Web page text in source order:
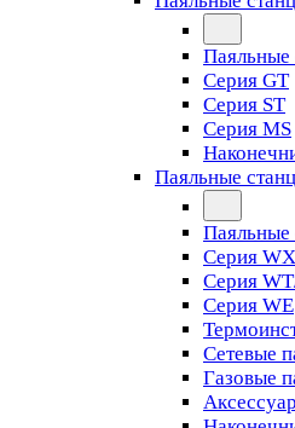
Паяльные
Серия GT
Серия ST
Серия MS
Паяльные
Паяльные
Серия WX
Серия
Серия WE
Сетевые
Газовые